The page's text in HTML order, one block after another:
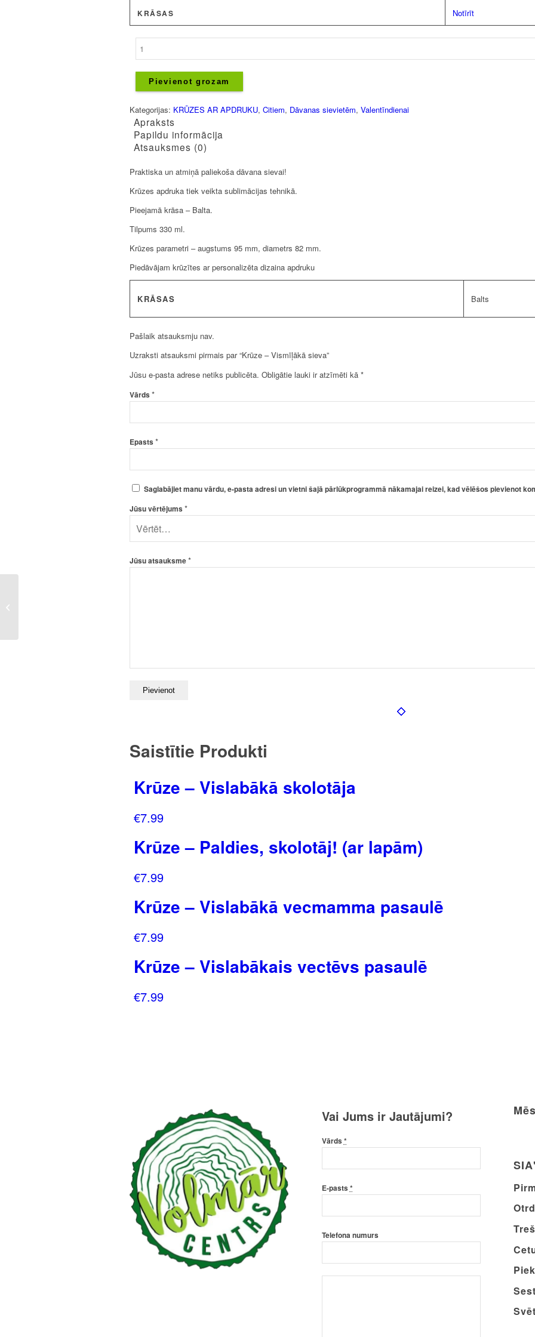
KRĀSAS Notīrīt
sieva
daudzums
Pievienot grozam
Kategorijas: KRŪZES AR APDRUKU, Citiem, Dāvanas sievietēm, Valentīndienai
Apraksts
Papildu informācija
Atsauksmes (0)
Praktiska un atmiņā paliekoša dāvana sievai!
Krūzes apdruka tiek veikta sublimācijas tehnikā.
Pieejamā krāsa – Balta.
Tilpums 330 ml.
Krūzes parametri – augstums 95 mm, diametrs 82 mm.
Piedāvājam krūzītes ar personalizēta dizaina apdruku
KRĀSAS Balts
Pašlaik atsauksmju nav.
Uzraksti atsauksmi pirmais par “Krūze – Vismīļākā sieva”
Jūsu e-pasta adrese netiks publicēta. Obligātie lauki ir atzīmēti kā *
Vārds *
Epasts *
Saglabājiet manu vārdu, e-pasta adresi un vietni šajā pārlūkprogrammā nākamajai reizei, kad vēlēšos pievienot
Jūsu vērtējums *
Jūsu atsauksme*
Saistītie Produkti
Krūze – Vislabākā skolotāja
€7.99
Krūze – Paldies, skolotāj! (ar lapām)
€7.99
Krūze – Vislabākā vecmamma pasaulē
€7.99
Krūze – Vislabākais vectēvs pasaulē
€7.99
Vai Jums ir Jautājumi?
Vārds *
E-pasts *
Telefona numurs